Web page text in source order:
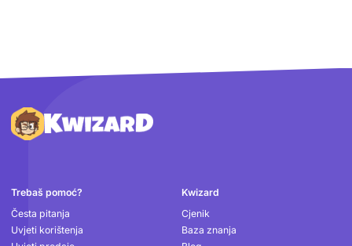
Podnožje
Trebaš pomoć?
Česta pitanja
Uvjeti korištenja
Kwizard
Cjenik
Baza znanja